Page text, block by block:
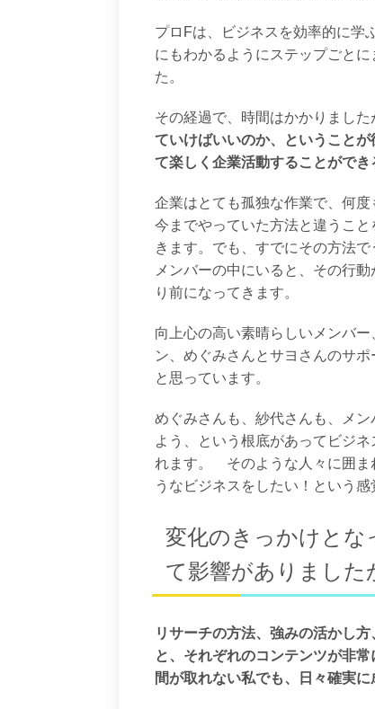
プロFは、ビジネスを効率的に学
にもわかるようにステップごと
た。
その経過で、時間はかかりました
ていけばいいのか、ということ
て楽しく企業活動することができ
企業はとても孤独な作業で、何
今までやっていた方法と違うこ
きます。でも、すでにその方法
メンバーの中にいると、その行
り前になってきます。
向上心の高い素晴らしいメンバ
ン、めぐみさんとサヨさんのサ
と思っています。
めぐみさんも、紗代さんも、メ
よう、という根底があってビジ
れます。 そのような人々に囲ま
うなビジネスをしたい！という
変化のきっかけとな
て影響がありました
リサーチの方法、強みの活かし
と、それぞれのコンテンツが非
間が取れない私でも、日々確実